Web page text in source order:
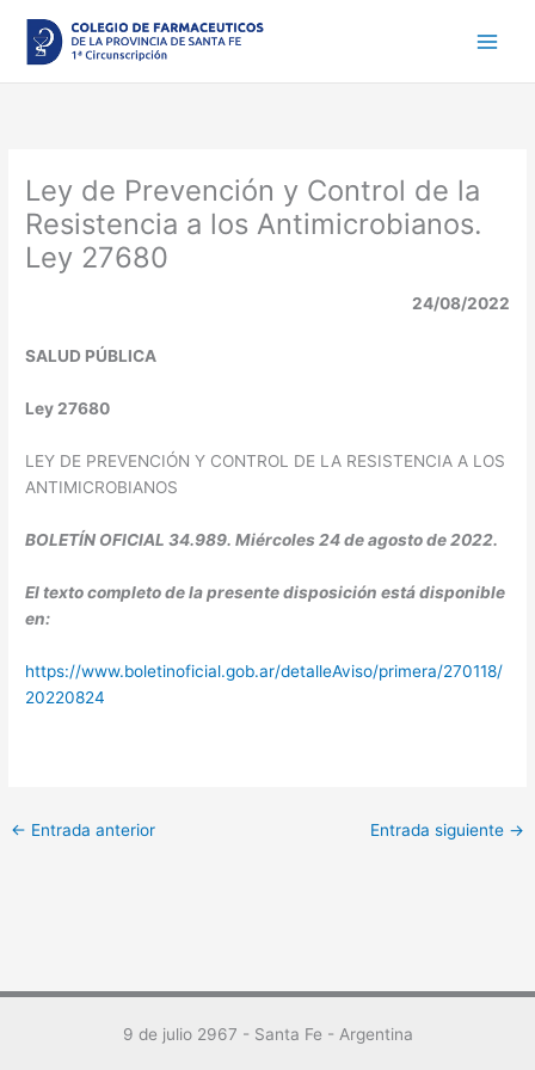
contenido
Ley de Prevención y Control de la
Resistencia a los Antimicrobianos.
Ley 27680
24/08/2022
SALUD PÚBLICA
Ley 27680
LEY DE PREVENCIÓN Y CONTROL DE LA RESISTENCIA A LOS
ANTIMICROBIANOS
BOLETÍN OFICIAL 34.989. Miércoles 24 de agosto de 2022.
El texto completo de la presente disposición está disponible
en:
https://www.boletinoficial.gob.ar/detalleAviso/primera/270118/
20220824
← Entrada anterior Entrada siguiente →
9 de julio 2967 - Santa Fe - Argentina